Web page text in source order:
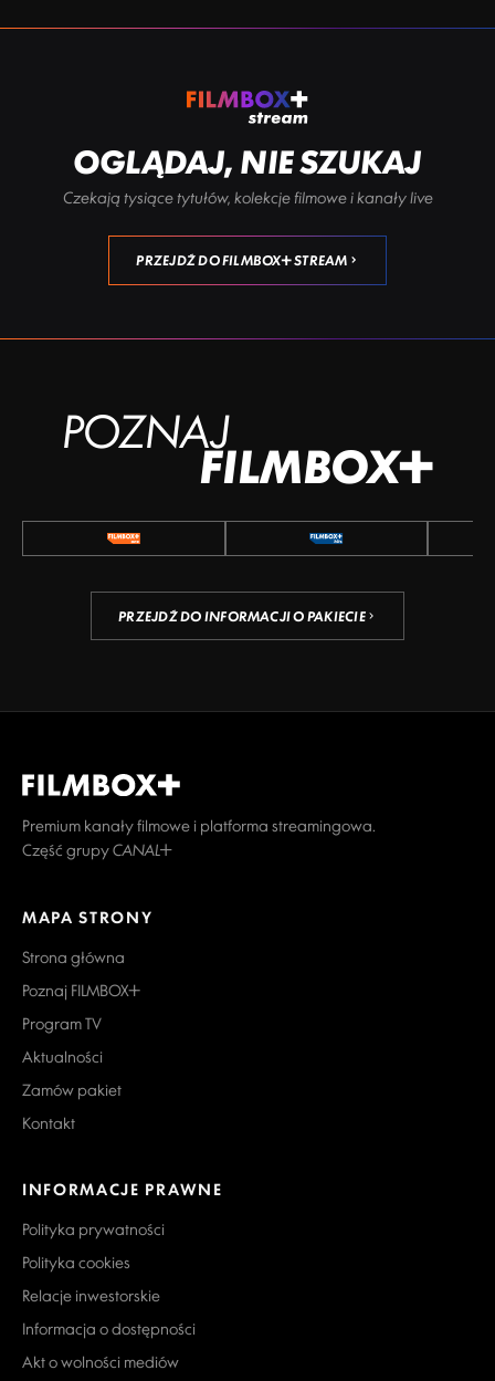
OGLĄDAJ, NIE SZUKAJ
Czekają tysiące tytułów, kolekcje filmowe i kanały live
PRZEJDŹ DO FILMBOX+ STREAM
POZNAJ
FILMBOX+
PRZEJDŹ DO INFORMACJI O PAKIECIE
Premium kanały filmowe i platforma streamingowa.
Część grupy CANAL+
MAPA STRONY
Strona główna
Poznaj FILMBOX+
Program TV
Aktualności
Zamów pakiet
Kontakt
INFORMACJE PRAWNE
Polityka prywatności
Polityka cookies
Relacje inwestorskie
Informacja o dostępności
Akt o wolności mediów